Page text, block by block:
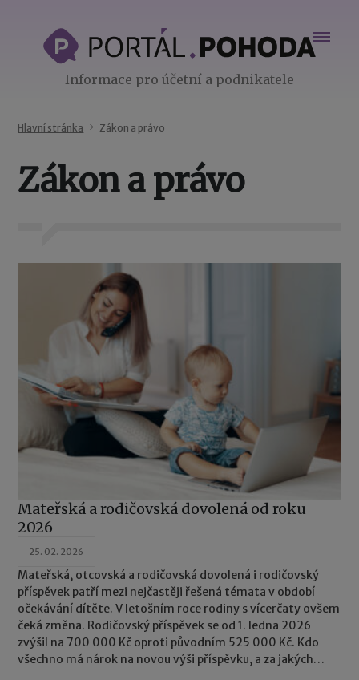
Informace pro účetní a podnikatele
Hlavní stránka Zákon a právo
Zákon a právo
Mateřská a rodičovská dovolená od roku
2026
25. 02. 2026
Mateřská, otcovská a rodičovská dovolená i rodičovský
příspěvek patří mezi nejčastěji řešená témata v období
očekávání dítěte. V letošním roce rodiny s vícerčaty ovšem
čeká změna. Rodičovský příspěvek se od 1. ledna 2026
zvýšil na 700 000 Kč oproti původním 525 000 Kč. Kdo
všechno má nárok na novou výši příspěvku, a za jakých